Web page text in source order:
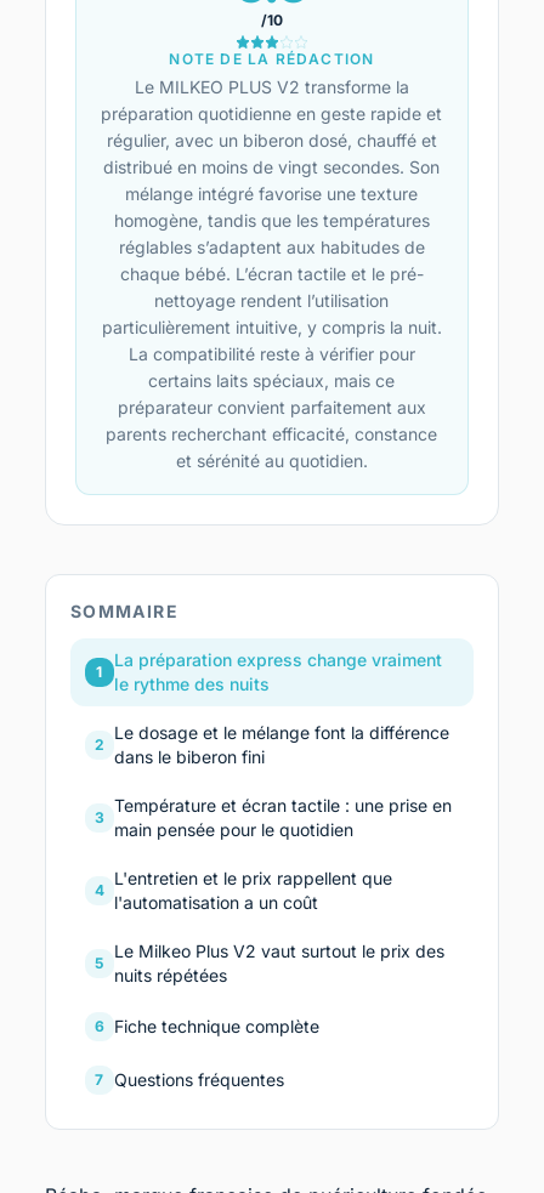
/10
NOTE DE LA RÉDACTION
Le MILKEO PLUS V2 transforme la
préparation quotidienne en geste rapide et
régulier, avec un biberon dosé, chauffé et
distribué en moins de vingt secondes. Son
mélange intégré favorise une texture
homogène, tandis que les températures
réglables s’adaptent aux habitudes de
chaque bébé. L’écran tactile et le pré-
nettoyage rendent l’utilisation
particulièrement intuitive, y compris la nuit.
La compatibilité reste à vérifier pour
certains laits spéciaux, mais ce
préparateur convient parfaitement aux
parents recherchant efficacité, constance
et sérénité au quotidien.
SOMMAIRE
1
La préparation express change vraiment
le rythme des nuits
2
Le dosage et le mélange font la différence
dans le biberon fini
3
Température et écran tactile : une prise en
main pensée pour le quotidien
4
L'entretien et le prix rappellent que
l'automatisation a un coût
5
Le Milkeo Plus V2 vaut surtout le prix des
nuits répétées
6 Fiche technique complète
7 Questions fréquentes